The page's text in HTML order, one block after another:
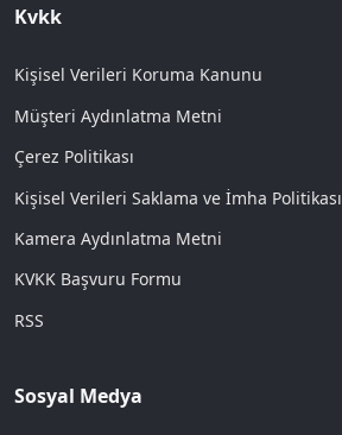
Kvkk
Kişisel Verileri Koruma Kanunu
Müşteri Aydınlatma Metni
Çerez Politikası
Kişisel Verileri Saklama ve İmha Politikası
Kamera Aydınlatma Metni
KVKK Başvuru Formu
RSS
Sosyal Medya